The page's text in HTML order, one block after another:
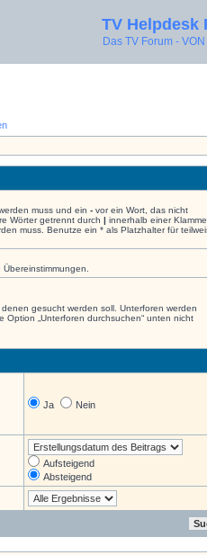
TV Helpdesk
Das TV Forum -
muss und ein - vor ein Wort, das nicht
Wörter getrennt durch | innerhalb einer
muss. Benutze ein * als Platzhalter für
gesucht werden soll. Unterforen werden
„Unterforen durchsuchen“ unten nicht
Ja Nein
Aufsteigend
Absteigend